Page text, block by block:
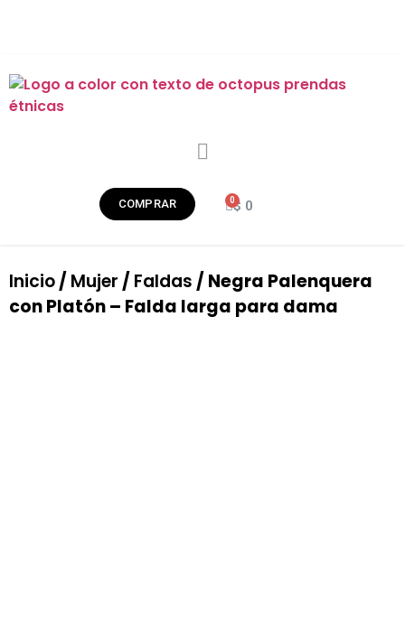
COMPRAR $ 0
Inicio/ Mujer / Faldas / Negra Palenquera
con Platón – Falda larga para dama